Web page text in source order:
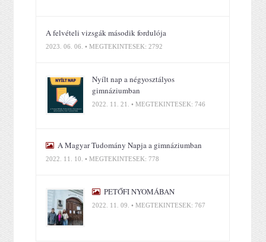
A felvételi vizsgák második fordulója
2023. 06. 06. • MEGTEKINTÉSEK: 2792
Nyílt nap a négyosztályos
gimnáziumban
2022. 11. 21. • MEGTEKINTÉSEK: 746
A Magyar Tudomány Napja a gimnáziumban
2022. 11. 10. • MEGTEKINTÉSEK: 778
PETŐFI NYOMÁBAN
2022. 11. 09. • MEGTEKINTÉSEK: 767